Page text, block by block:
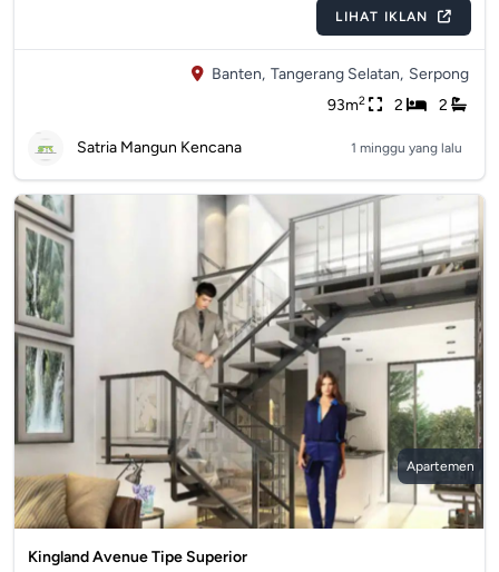
LIHAT IKLAN
Banten, Tangerang Selatan, Serpong
93m2 2 2
Satria Mangun Kencana 1 minggu yang lalu
Apartemen
Kingland Avenue Tipe Superior